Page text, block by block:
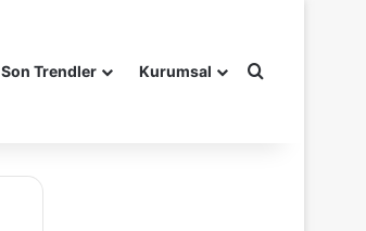
Son Trendler Kurumsal Arama yap